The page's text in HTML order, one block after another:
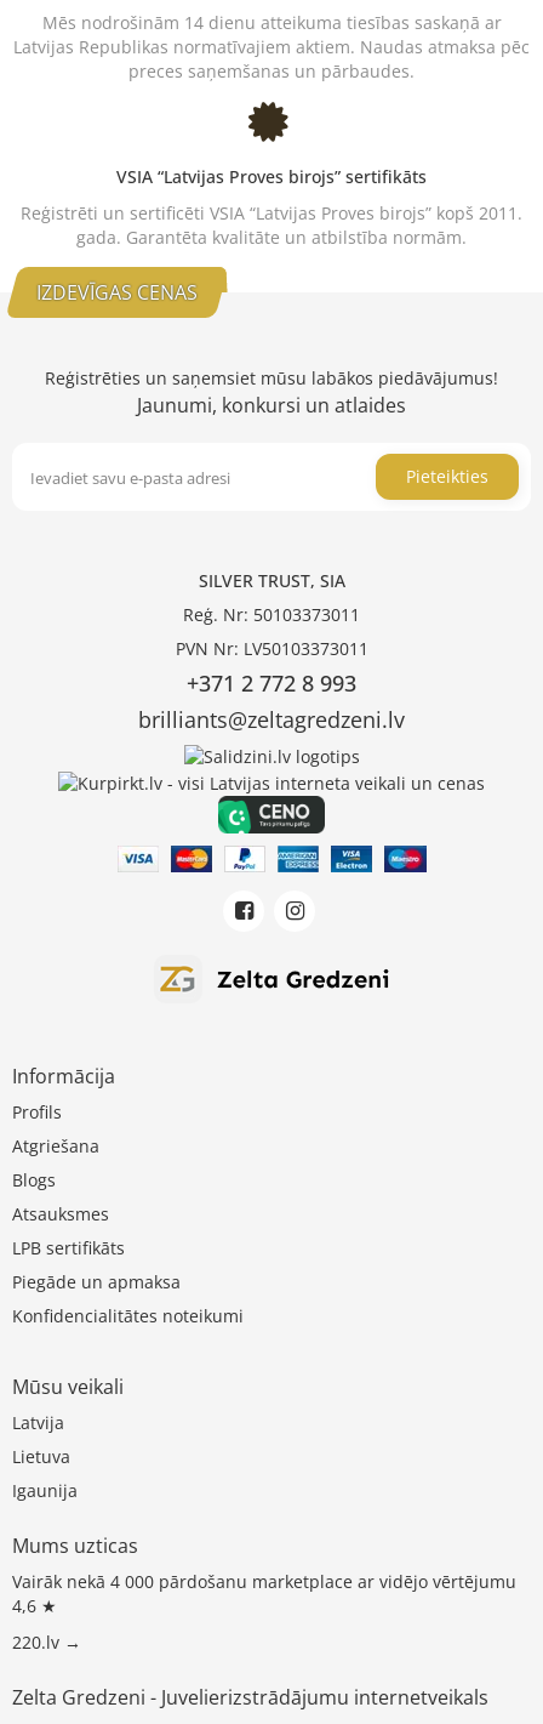
Mēs nodrošinām 14 dienu atteikuma tiesības saskaņā ar
Latvijas Republikas normatīvajiem aktiem. Naudas atmaksa pēc
preces saņemšanas un pārbaudes.
VSIA “Latvijas Proves birojs” sertifikāts
Reģistrēti un sertificēti VSIA “Latvijas Proves birojs” kopš 2011.
gada. Garantēta kvalitāte un atbilstība normām.
IZDEVĪGAS CENAS
Reģistrēties un saņemsiet mūsu labākos piedāvājumus!
Jaunumi, konkursi un atlaides
Pieteikties
SILVER TRUST, SIA
Reģ. Nr: 50103373011
PVN Nr: LV50103373011
+371 2 772 8 993
brilliants@zeltagredzeni.lv
Informācija
Profils
Atgriešana
Blogs
Atsauksmes
LPB sertifikāts
Piegāde un apmaksa
Konfidencialitātes noteikumi
Mūsu veikali
Latvija
Lietuva
Igaunija
Mums uzticas
Vairāk nekā 4 000 pārdošanu marketplace ar vidējo vērtējumu
4,6 ★
220.lv →
Zelta Gredzeni - Juvelierizstrādājumu internetveikals